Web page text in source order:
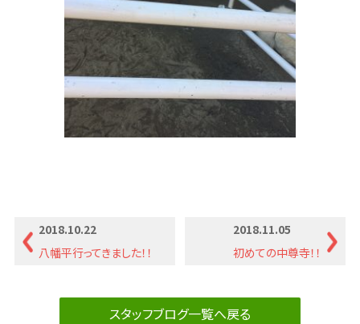
2018.10.22
八幡平行ってきました！！
2018.11.05
初めての中尊寺！！
スタッフブログ一覧へ戻る